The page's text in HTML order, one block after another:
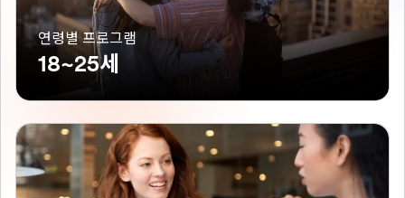
연령별 프로그램
18~25세